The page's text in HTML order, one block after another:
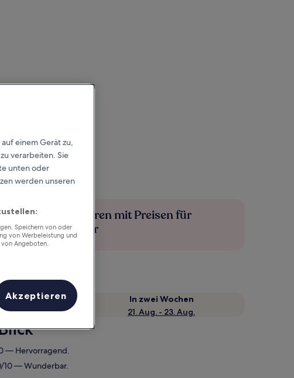
Mehr sparen mit Preisen für
Mitglieder
Aug.
In zwei Wochen
21. Aug. - 23. Aug.
— Hervorragend.
10 — Wunderbar.
einem Gerät zu,
verarbeiten. Sie
unten oder
werden unseren
Speichern von oder
von Werbeleistung und
Angeboten.
Akzeptieren